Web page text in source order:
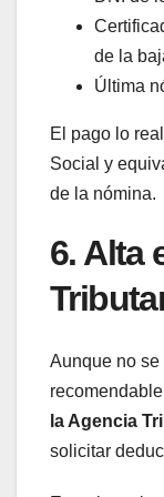
de la
Última
El pago lo
Social y
de la nómina.
6. Alta
Aunque no se
recomendable
la Agencia
solicitar